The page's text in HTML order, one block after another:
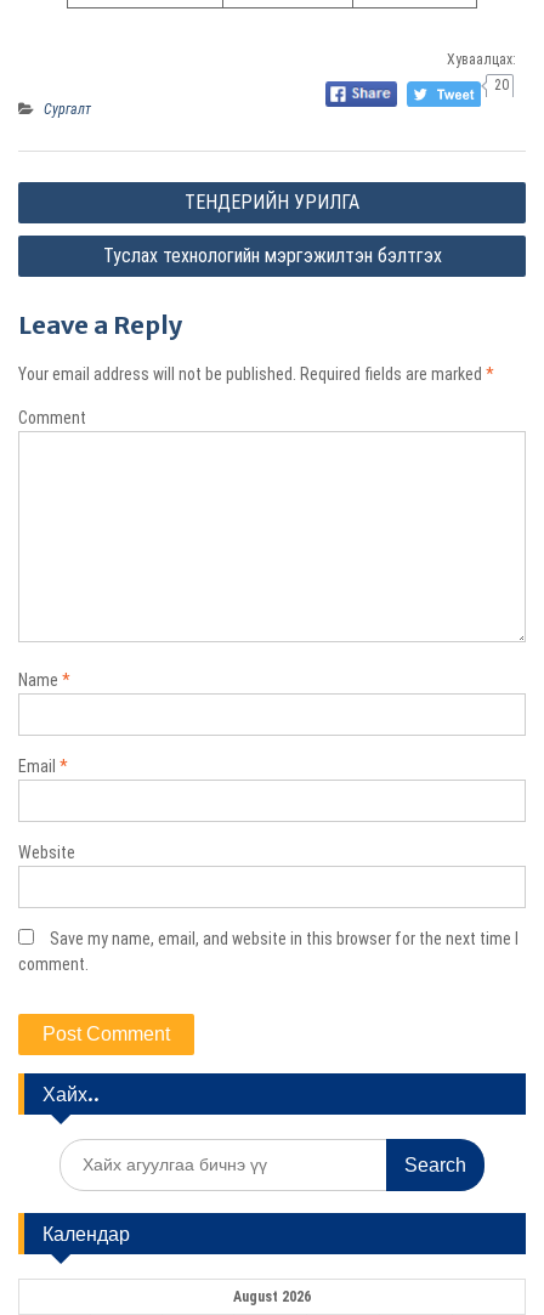
Хуваалцах:
20
Сургалт
P
o
n
a
v
i
ТЕНДЕРИЙН УРИЛГА
Туслах технологийн мэргэжилтэн бэлтгэх
Leave a Reply
Your email address will not be published. Required fields are marked *
Comment
Name *
Email *
Website
Save my name, email, and website in this browser for the next time I
comment.
Хайх..
S
e
r
c
h
f
Календар
August 2026